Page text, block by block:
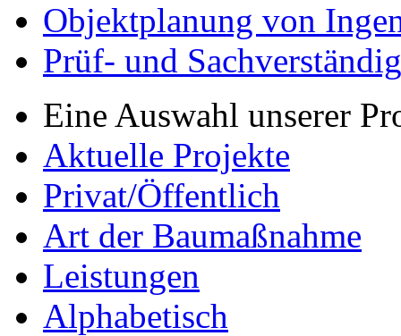
Objektplanung von
Prüf- und
Eine Auswahl unserer
Aktuelle Projekte
Privat/Öffentlich
Art der Baumaßnahme
Leistungen
Alphabetisch